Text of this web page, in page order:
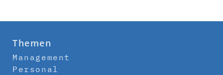
Themen
Management
Personal